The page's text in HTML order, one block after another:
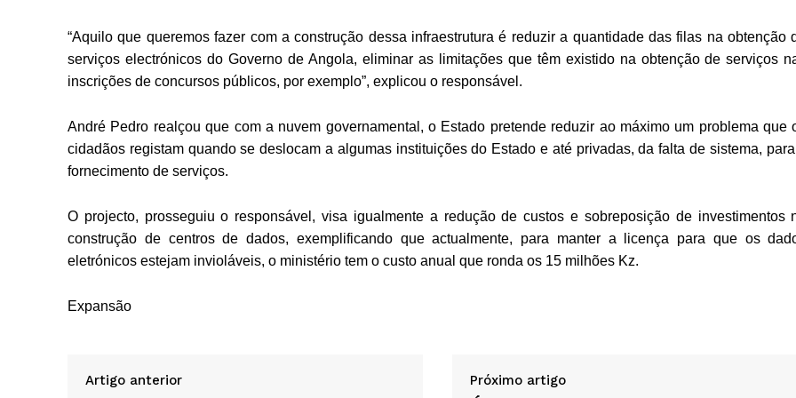
“Aquilo que queremos fazer com a construção dessa infraestrutura é reduzir a quantidade das filas na obtenção
serviços electrónicos do Governo de Angola, eliminar as limitações que têm existido na obtenção de serviços
inscrições de concursos públicos, por exemplo”, explicou o responsável.
André Pedro realçou que com a nuvem governamental, o Estado pretende reduzir ao máximo um problema que
cidadãos registam quando se deslocam a algumas instituições do Estado e até privadas, da falta de sistema,
fornecimento de serviços.
O projecto, prosseguiu o responsável, visa igualmente a redução de custos e sobreposição de investimentos
construção de centros de dados, exemplificando que actualmente, para manter a licença para que os
eletrónicos estejam invioláveis, o ministério tem o custo anual que ronda os 15 milhões Kz.
Expansão
Artigo anterior Próximo artigo